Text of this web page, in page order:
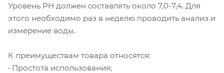
Уровень PH должен составлять около 7,0-7,4. Для
этого необходимо раз в неделю проводить анализ и
измерение воды.
К преимуществам товара относятся:
• Простота использования;